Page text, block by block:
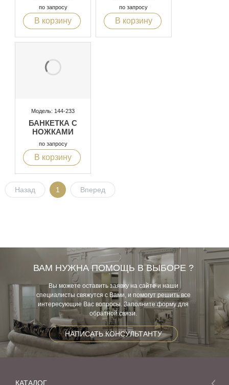
по запросу
В корзину
по запросу
В корзину
Модель: 144-233
БАНКЕТКА С
НОЖКАМИ
по запросу
В корзину
Назад 1 Вперед
ВАМ НУЖНА ПОМОЩЬ В ВЫБОРЕ ?
Вы можете оставить заявку на сайте и наши
специалисты свяжутся с Вами, и помогут решить все
интересующие Вас вопросы. Заполните форму для
обратной связи.
НАПИСАТЬ КОНСУЛЬТАНТУ
КАТАЛОГ